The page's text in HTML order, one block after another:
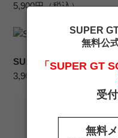
5,900円（税込）
SUPER GTソフトシェル
3,900円（税込）
SUPER
無料公
「SUPER GT
受
無料